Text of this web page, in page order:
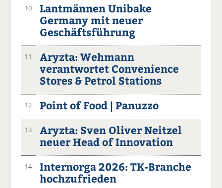
10
Lantmännen Unibake
Germany mit neuer
Geschäftsführung
11
Aryzta: Wehmann
verantwortet Convenience
Stores & Petrol Stations
12 Point of Food | Panuzzo
13
Aryzta: Sven Oliver Neitzel
neuer Head of Innovation
14
Internorga 2026: TK-Branche
hochzufrieden